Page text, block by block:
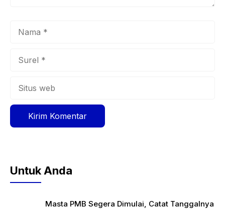
Untuk Anda
Masta PMB Segera Dimulai, Catat Tanggalnya